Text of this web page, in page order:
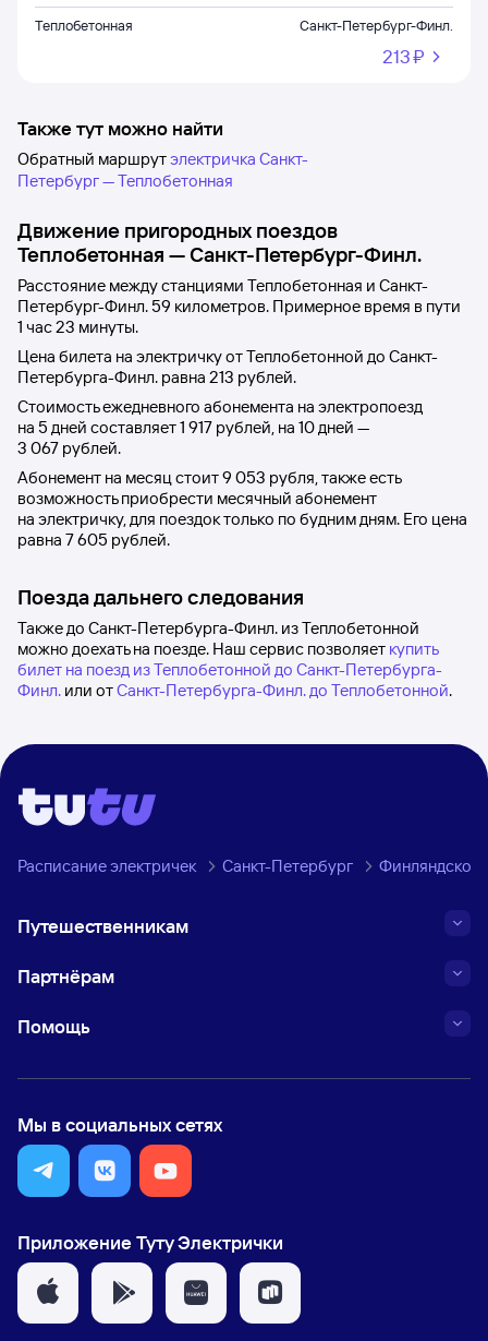
Теплобетонная Санкт-Петербург-Финл.
213 ⁠₽
Также тут можно найти
Обратный маршрутэлектричка Санкт-
Петербург — Теплобетонная
Движение пригородных поездов
Теплобетонная —Санкт-Петербург-Финл.
Расстояние между станциями Теплобетонная и Санкт-
Петербург-Финл.59 километров. Примерное время в пути
1 час 23 минуты.
Цена билета на электричку отТеплобетонной до Санкт-
Петербурга-Финл. равна 213 рублей.
Стоимость ежедневного абонемента на электропоезд
на 5 дней составляет1 917 рублей, на 10 дней —
3 067 рублей.
Абонемент на месяц стоит9 053 рубля, также есть
возможность приобрести месячный абонемент
на электричку, для поездок только по будним дням. Его цена
равна 7605 рублей.
Поезда дальнего следования
Также до Санкт-Петербурга-Финл. из Теплобетонной
можно доехать на поезде. Наш сервис позволяет купить
билет на поезд из Теплобетонной до Санкт-Петербурга-
Финл. или отСанкт-Петербурга-Финл. до Теплобетонной.
Расписание электричек Санкт-Петербург Финляндское
Путешественникам
Партнёрам
Помощь
Мы в социальных сетях
Приложение Туту Электрички